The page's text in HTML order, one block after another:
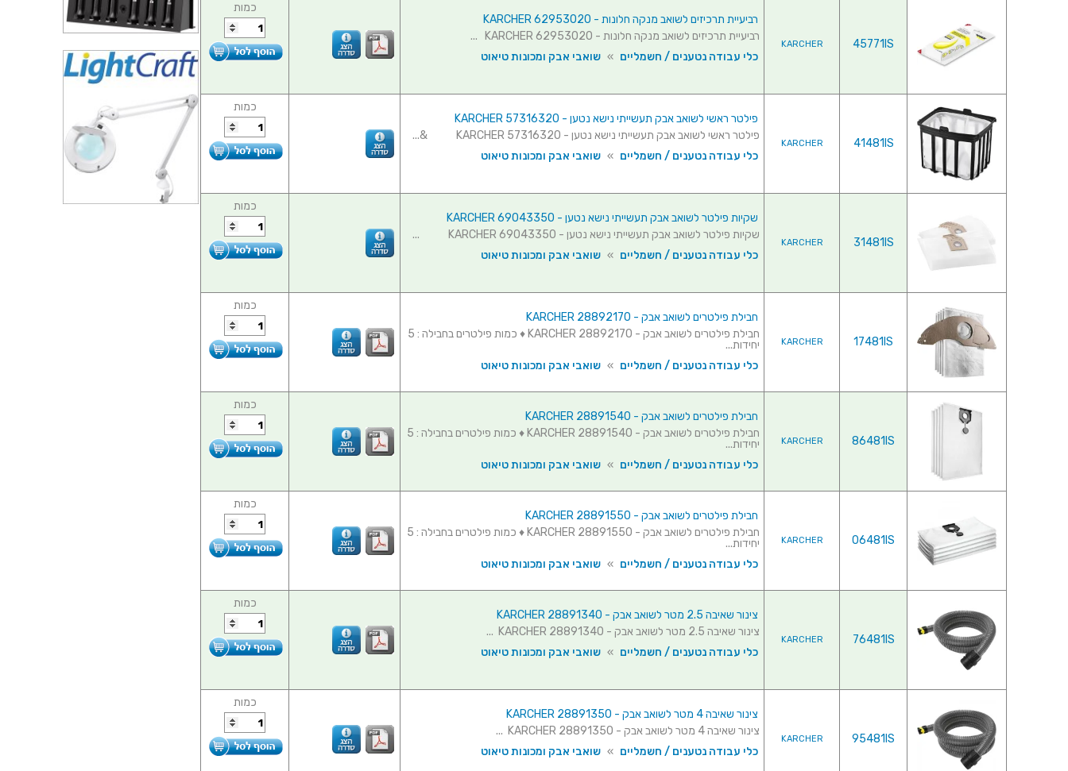
45771IS
KARCHER
רביעיית תרכיזים לשואב מנקה חלונות - KARCHER 62953020
רביעיית תרכיזים לשואב מנקה חלונות - KARCHER 62953020 ...
כלי עבודה נטענים / חשמליים » שואבי אבק ומכונות טיאוט
כמות
41481IS
KARCHER
פילטר ראשי לשואב אבק תעשייתי נישא נטען - KARCHER 57316320
פילטר ראשי לשואב אבק תעשייתי נישא נטען - KARCHER 57316320 &...
כלי עבודה נטענים / חשמליים » שואבי אבק ומכונות טיאוט
כמות
31481IS
KARCHER
שקיות פילטר לשואב אבק תעשייתי נישא נטען - KARCHER 69043350
שקיות פילטר לשואב אבק תעשייתי נישא נטען - KARCHER 69043350 ...
כלי עבודה נטענים / חשמליים » שואבי אבק ומכונות טיאוט
כמות
17481IS
KARCHER
חבילת פילטרים לשואב אבק - KARCHER 28892170
חבילת פילטרים לשואב אבק - KARCHER 28892170 ♦ כמות פילטרים בחבילה : 5
יחידות...
כלי עבודה נטענים / חשמליים » שואבי אבק ומכונות טיאוט
כמות
86481IS
KARCHER
חבילת פילטרים לשואב אבק - KARCHER 28891540
חבילת פילטרים לשואב אבק - KARCHER 28891540 ♦ כמות פילטרים בחבילה : 5
יחידות...
כלי עבודה נטענים / חשמליים » שואבי אבק ומכונות טיאוט
כמות
06481IS
KARCHER
חבילת פילטרים לשואב אבק - KARCHER 28891550
חבילת פילטרים לשואב אבק - KARCHER 28891550 ♦ כמות פילטרים בחבילה : 5
יחידות...
כלי עבודה נטענים / חשמליים » שואבי אבק ומכונות טיאוט
כמות
76481IS
KARCHER
צינור שאיבה 2.5 מטר לשואב אבק - KARCHER 28891340
צינור שאיבה 2.5 מטר לשואב אבק - KARCHER 28891340 ...
כלי עבודה נטענים / חשמליים » שואבי אבק ומכונות טיאוט
כמות
95481IS
KARCHER
צינור שאיבה 4 מטר לשואב אבק - KARCHER 28891350
צינור שאיבה 4 מטר לשואב אבק - KARCHER 28891350 ...
כלי עבודה נטענים / חשמליים » שואבי אבק ומכונות טיאוט
כמות